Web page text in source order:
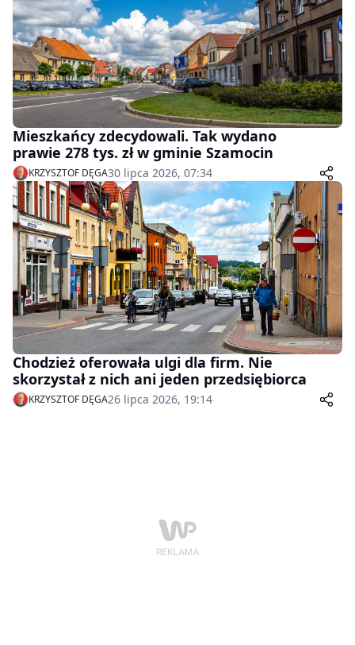
Mieszkańcy zdecydowali. Tak wydano
prawie 278 tys. zł w gminie Szamocin
KRZYSZTOF DĘGA30 lipca 2026, 07:34
Chodzież oferowała ulgi dla firm. Nie
skorzystał z nich ani jeden przedsiębiorca
KRZYSZTOF DĘGA26 lipca 2026, 19:14